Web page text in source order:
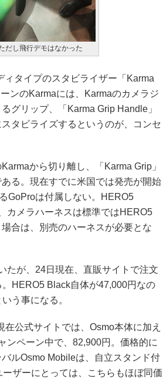
だし飛行デモはなかった
タイプのスタビライザー「Karma
ンのKarmaには、Karmaのカメラジ
グリップ、「Karma Grip Handle」
タビライズするというのが、コンセ
から切り離し、「Karma Grip」
る。現在すでに米国では発売が開始
GoProは付属しない。HERO5
カメラハーネスは標準ではHERO5
合は、別売のハーネスが必要とな
が、24日現在、直販サイトで注文
HERO5 Black自体が47,000円なの
う事になる。
公式サイトでは、Osmo本体に加え
ンペーン中で、82,900円。価格的に
ルOsmo Mobileは、自立スタンド付
ザーにとっては、こちらもほぼ同価